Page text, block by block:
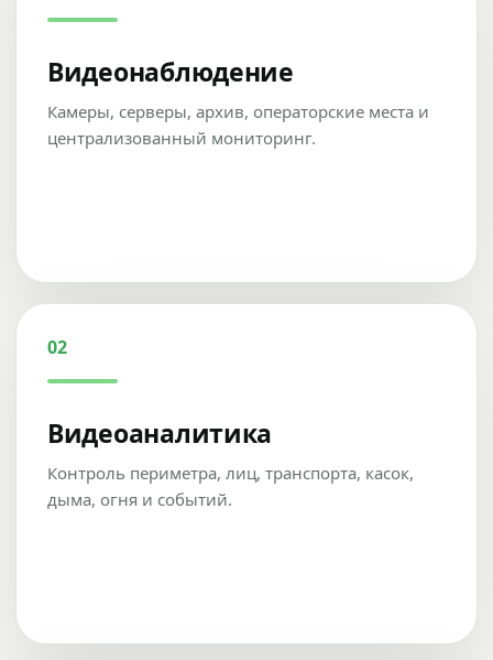
Видеонаблюдение
Камеры, серверы, архив, операторские места и
централизованный мониторинг.
02
Видеоаналитика
Контроль периметра, лиц, транспорта, касок,
дыма, огня и событий.